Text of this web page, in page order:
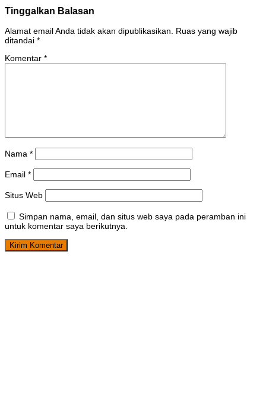
Tinggalkan Balasan
Alamat email Anda tidak akan dipublikasikan.
Ruas yang wajib
ditandai *
Komentar *
Nama *
Email *
Situs Web
Simpan nama, email, dan situs web saya pada peramban ini
untuk komentar saya berikutnya.